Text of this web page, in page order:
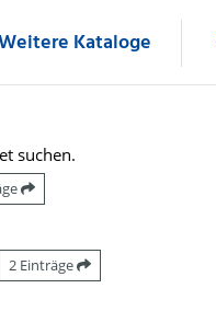
Kataloge
suchen.
2 Einträge